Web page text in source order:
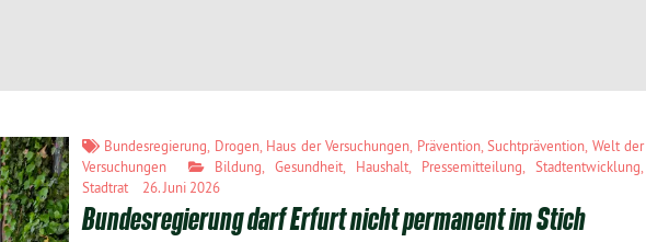
Bundesregierung Drogen, Haus der Versuchungen Prävention,Suchtprävention Welt der
Versuchungen
Bildung Gesundheit, Haushalt, Pressemitteilung ,Stadtentwicklung
Stadtrat
26. Juni 2026
Bundesregierung darf Erfurt nicht permanent im Stich